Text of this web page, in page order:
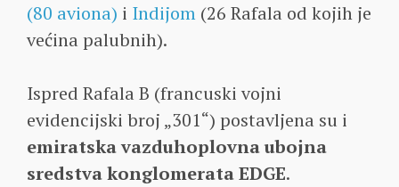
(80 aviona) i Indijom (26 Rafala od kojih je
većina palubnih).
Ispred Rafala B (francuski vojni
evidencijski broj „301“) postavljena su i
emiratska vazduhoplovna ubojna
sredstva konglomerata EDGE.